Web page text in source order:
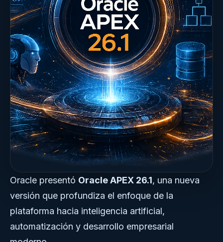
Oracle presentó Oracle APEX 26.1, una nueva
versión que profundiza el enfoque de la
plataforma hacia inteligencia artificial,
automatización y desarrollo empresarial